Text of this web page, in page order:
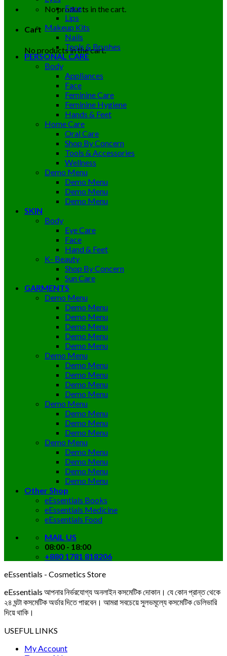
No products in the cart.
Cart
No products in the cart.
Face
Lips
Makeup Kits
Nails
Tools & Brushes
PERSONAL CARE
Body
Appliances
Face
Feminine Care
Feminine Hygiene
Hands & Feet
Home Care
Oral Care
Shop By Concern
Tools & Accessories
Wellness
Demo Menu
Demo Menu
Demo Menu
Demo Menu
SKIN
Body
Eye Care
Face
Hand & Feet
K- Beauty
Shop By Concern
Sun Care
GARMENTS
Demo Menu
Demo Menu
Demo Menu
Demo Menu
Demo Menu
Demo Menu
Demo Menu
Demo Menu
Demo Menu
Demo Menu
Demo Menu
Demo Menu
Demo Menu
Demo Menu
Demo Menu
Demo Menu
Demo Menu
Demo Menu
Demo Menu
Demo Menu
Other Shop
eEssentials Books
eEssentials Medicine
eEssentials Food
MAIL US
08:00 - 18:00
+880 1781 818206
eEssentials - Cosmetics Store
eEssentials আপনার নির্ভরযোগ্য অনলাইন কসমেটিক দোকান। যে কোন প্রান্ত থেকে
২৪ ঘন্টা কসমেটিক অর্ডার দিতে পারবেন। আমরা সবচেয়ে সুলভমূল্যে কসমেটিক ডেলিভারি
দিয়ে থাকি।
USEFUL LINKS
My Account